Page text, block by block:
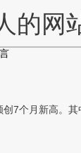
的网
个月新高。其